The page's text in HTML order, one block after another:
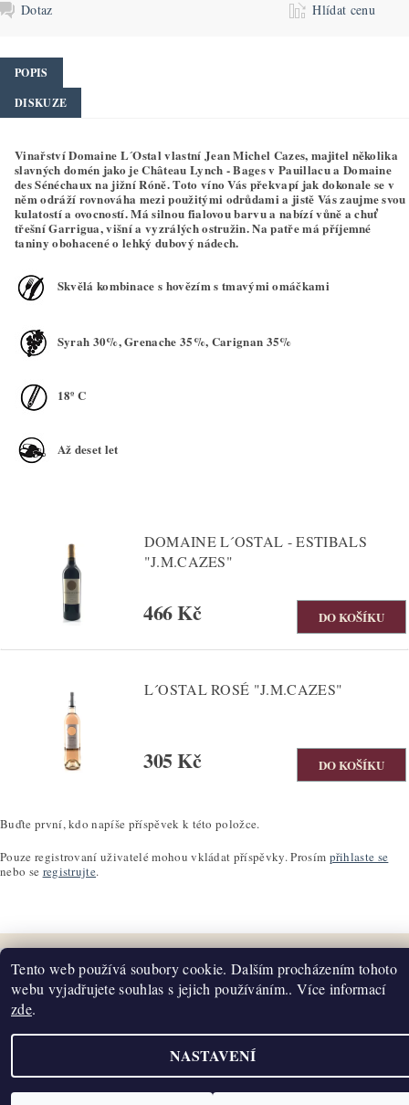
Dotaz
Hlídat cenu
POPIS
DISKUZE
Vinařství Domaine L´Ostal vlastní Jean Michel Cazes, majitel několika
slavných domén jako je Château Lynch - Bages v Pauillacu a Domaine
des Sénéchaux na jižní Róně. Toto víno Vás překvapí jak dokonale se v
něm odráží rovnováha mezi použitými odrůdami a jistě Vás zaujme svou
kulatostí a ovocností. Má silnou fialovou barvu a nabízí vůně a chuť
třešní Garrigua, višní a vyzrálých ostružin. Na patře má příjemné
taniny obohacené o lehký dubový nádech.
Skvělá kombinace s hovězím s tmavými omáčkami
Syrah 30%, Grenache 35%, Carignan 35%
18º C
Až deset let
DOMAINE L´OSTAL - ESTIBALS
"J.M.CAZES"
466 Kč
L´OSTAL ROSÉ "J.M.CAZES"
305 Kč
Buďte první, kdo napíše příspěvek k této položce.
Pouze registrovaní uživatelé mohou vkládat příspěvky. Prosím přihlaste se
nebo se registrujte.
Vytvořil Shoptet
Tento web používá soubory cookie. Dalším procházením tohoto
webu vyjadřujete souhlas s jejich používáním.. Více informací
zde.
NASTAVENÍ